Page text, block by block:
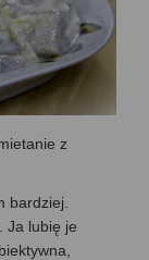
z
bardziej.
Ja lubię je